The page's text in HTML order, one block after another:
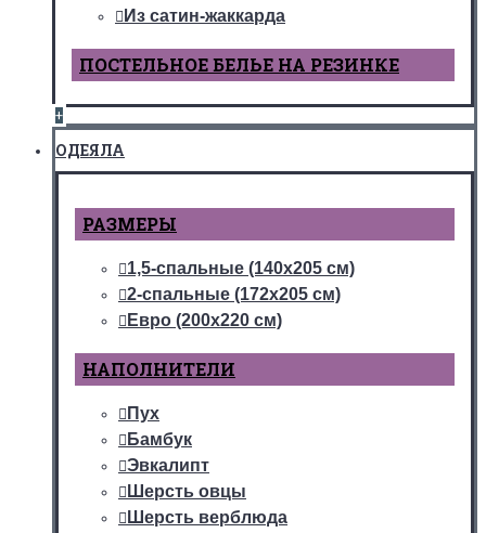
Из сатин-жаккарда
ПОСТЕЛЬНОЕ БЕЛЬЕ НА РЕЗИНКЕ
+
ОДЕЯЛА
РАЗМЕРЫ
1,5-спальные (140х205 см)
2-спальные (172х205 см)
Евро (200х220 см)
НАПОЛНИТЕЛИ
Пух
Бамбук
Эвкалипт
Шерсть овцы
Шерсть верблюда